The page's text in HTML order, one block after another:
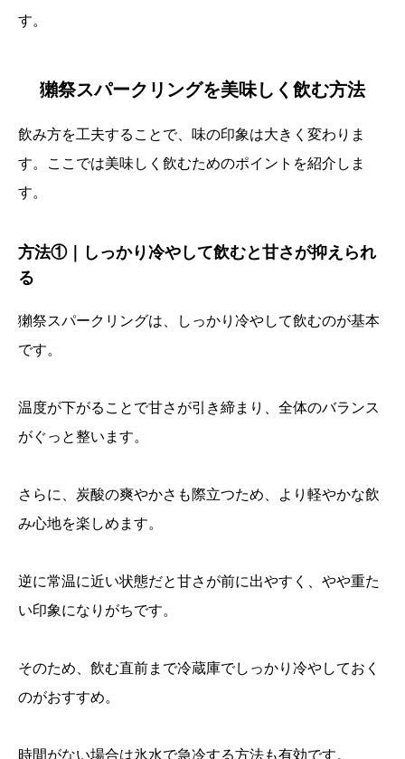
す。
獺祭スパークリングを美味しく飲む方法
飲み方を工夫することで、味の印象は大きく変わりま
す。ここでは美味しく飲むためのポイントを紹介しま
す。
方法①｜しっかり冷やして飲むと甘さが抑えられ
る
獺祭スパークリングは、しっかり冷やして飲むのが基本
です。
温度が下がることで甘さが引き締まり、全体のバランス
がぐっと整います。
さらに、炭酸の爽やかさも際立つため、より軽やかな飲
み心地を楽しめます。
逆に常温に近い状態だと甘さが前に出やすく、やや重た
い印象になりがちです。
そのため、飲む直前まで冷蔵庫でしっかり冷やしておく
のがおすすめ。
時間がない場合は氷水で急冷する方法も有効です。